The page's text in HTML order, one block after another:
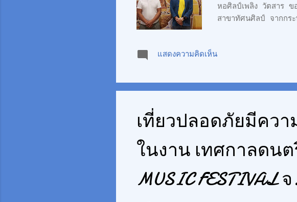
หอศิลป์เพลิง วัตสาร ข
สาขาทัศนศิลป์ จากกระ
แสดงความคิดเห็น
เที่ยวปลอดภัยมีคว
ในงาน เทศกาลดนต
MUSIC FESTIVAL